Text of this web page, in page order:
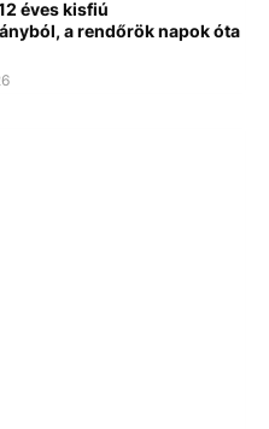
éves kisfiú
a rendőrök napok óta